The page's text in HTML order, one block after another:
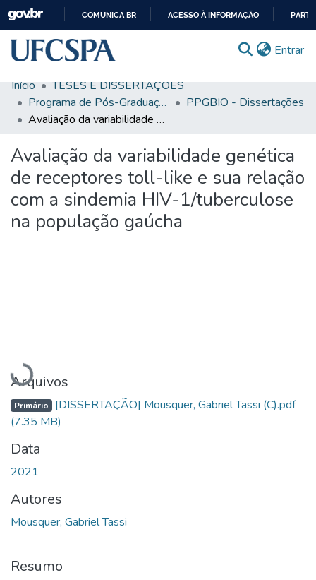
CONTEÚDO
COMUNICA BR ACESSO À INFORMAÇÃO
Entrar
Comunidades & Coleções
Busca Facetada
Estatísticas
Autoarquivamento
Sobre o RI-UFCSPA
Início
TESES E DISSERTAÇÕES
Programa de Pós-Graduação em Biociências
PPGBIO - Dissertações
Avaliação da variabilidade genética de receptores toll-like e sua relação com a sindemia HIV-1/tuberculose na população gaúcha
Avaliação da variabilidade genética
de receptores toll-like e sua relação
com a sindemia HIV-1/tuberculose
na população gaúcha
Carregando...
Arquivos
Primário [DISSERTAÇÃO] Mousquer, Gabriel Tassi (C).pdf
(7.35 MB)
Data
2021
Autores
Mousquer, Gabriel Tassi
Resumo